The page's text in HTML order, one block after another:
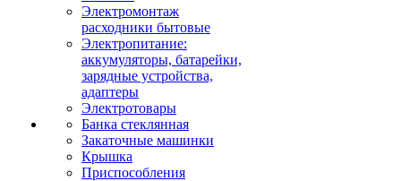
Электромонтаж
расходники бытовые
Электропитание:
аккумуляторы, батарейки,
зарядные устройства,
адаптеры
Электротовары
Банка стеклянная
Закаточные машинки
Крышка
Приспособления